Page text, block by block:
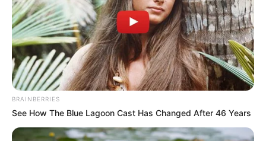
BRAINBERRIES
See How The Blue Lagoon Cast Has Changed After 46 Years